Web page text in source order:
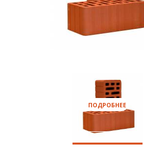
ПОДРОБНЕЕ